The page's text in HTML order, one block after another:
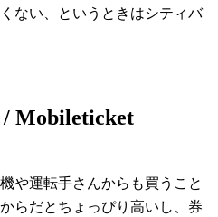
ない、というときはシティバ
Mobileticket
や運転手さんからも買うこと
らだとちょっぴり高いし、券